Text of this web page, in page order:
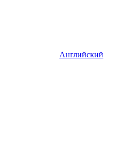
Английский